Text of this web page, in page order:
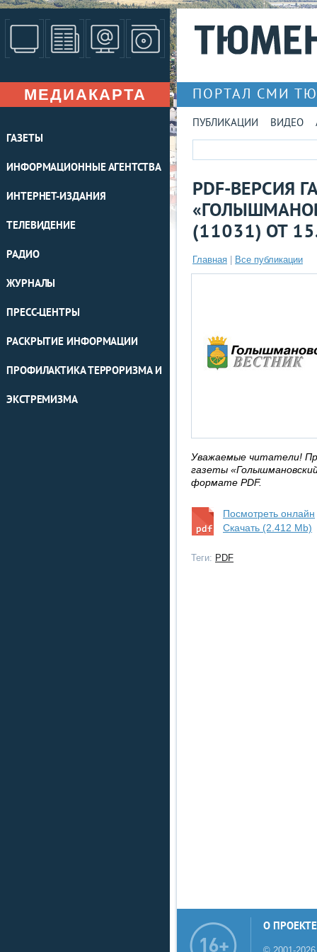
МЕДИАКАРТА
ГАЗЕТЫ
ИНФОРМАЦИОННЫЕ АГЕНТСТВА
ИНТЕРНЕТ-ИЗДАНИЯ
ТЕЛЕВИДЕНИЕ
РАДИО
ЖУРНАЛЫ
ПРЕСС-ЦЕНТРЫ
РАСКРЫТИЕ ИНФОРМАЦИИ
ПРОФИЛАКТИКА ТЕРРОРИЗМА И
ЭКСТРЕМИЗМА
ПОРТАЛ СМИ
ПУБЛИКАЦИИ ВИДЕО
PDF-ВЕРСИЯ
(11031) ОТ
Главная Все публикации
Уважаемые читатели!
газеты
формате PDF.
Посмотреть онлайн
Скачать (2.412 Mb)
Теги: PDF
О ПРОЕКТЕ